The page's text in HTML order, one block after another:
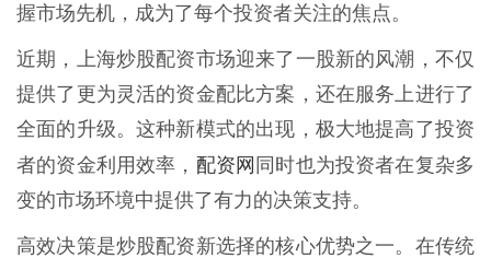
握市场先机，成为了每个投资者关注的焦点。
近期，上海炒股配资市场迎来了一股新的风潮，不仅
提供了更为灵活的资金配比方案，还在服务上进行了
全面的升级。这种新模式的出现，极大地提高了投资
者的资金利用效率， 配资网 同时也为投资者在复杂多
变的市场环境中提供了有力的决策支持。
高效决策是炒股配资新选择的核心优势之一。在传统